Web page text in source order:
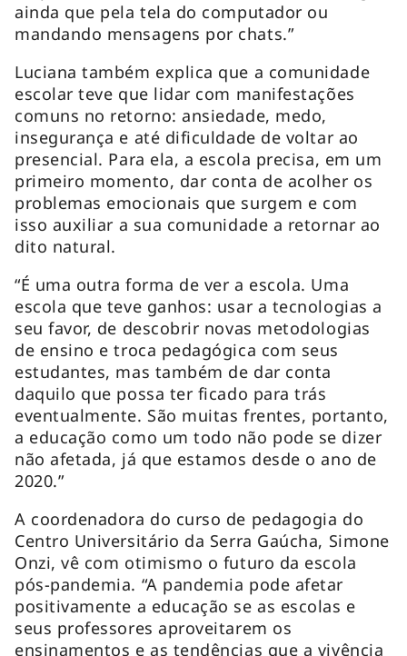
ainda que pela tela do computador ou
mandando mensagens por chats.”
Luciana também explica que a comunidade
escolar teve que lidar com manifestações
comuns no retorno: ansiedade, medo,
insegurança e até dificuldade de voltar ao
presencial. Para ela, a escola precisa, em um
primeiro momento, dar conta de acolher os
problemas emocionais que surgem e com
isso auxiliar a sua comunidade a retornar ao
dito natural.
“É uma outra forma de ver a escola. Uma
escola que teve ganhos: usar a tecnologias a
seu favor, de descobrir novas metodologias
de ensino e troca pedagógica com seus
estudantes, mas também de dar conta
daquilo que possa ter ficado para trás
eventualmente. São muitas frentes, portanto,
a educação como um todo não pode se dizer
não afetada, já que estamos desde o ano de
2020.”
A coordenadora do curso de pedagogia do
Centro Universitário da Serra Gaúcha, Simone
Onzi, vê com otimismo o futuro da escola
pós-pandemia. “A pandemia pode afetar
positivamente a educação se as escolas e
seus professores aproveitarem os
ensinamentos e as tendências que a vivência